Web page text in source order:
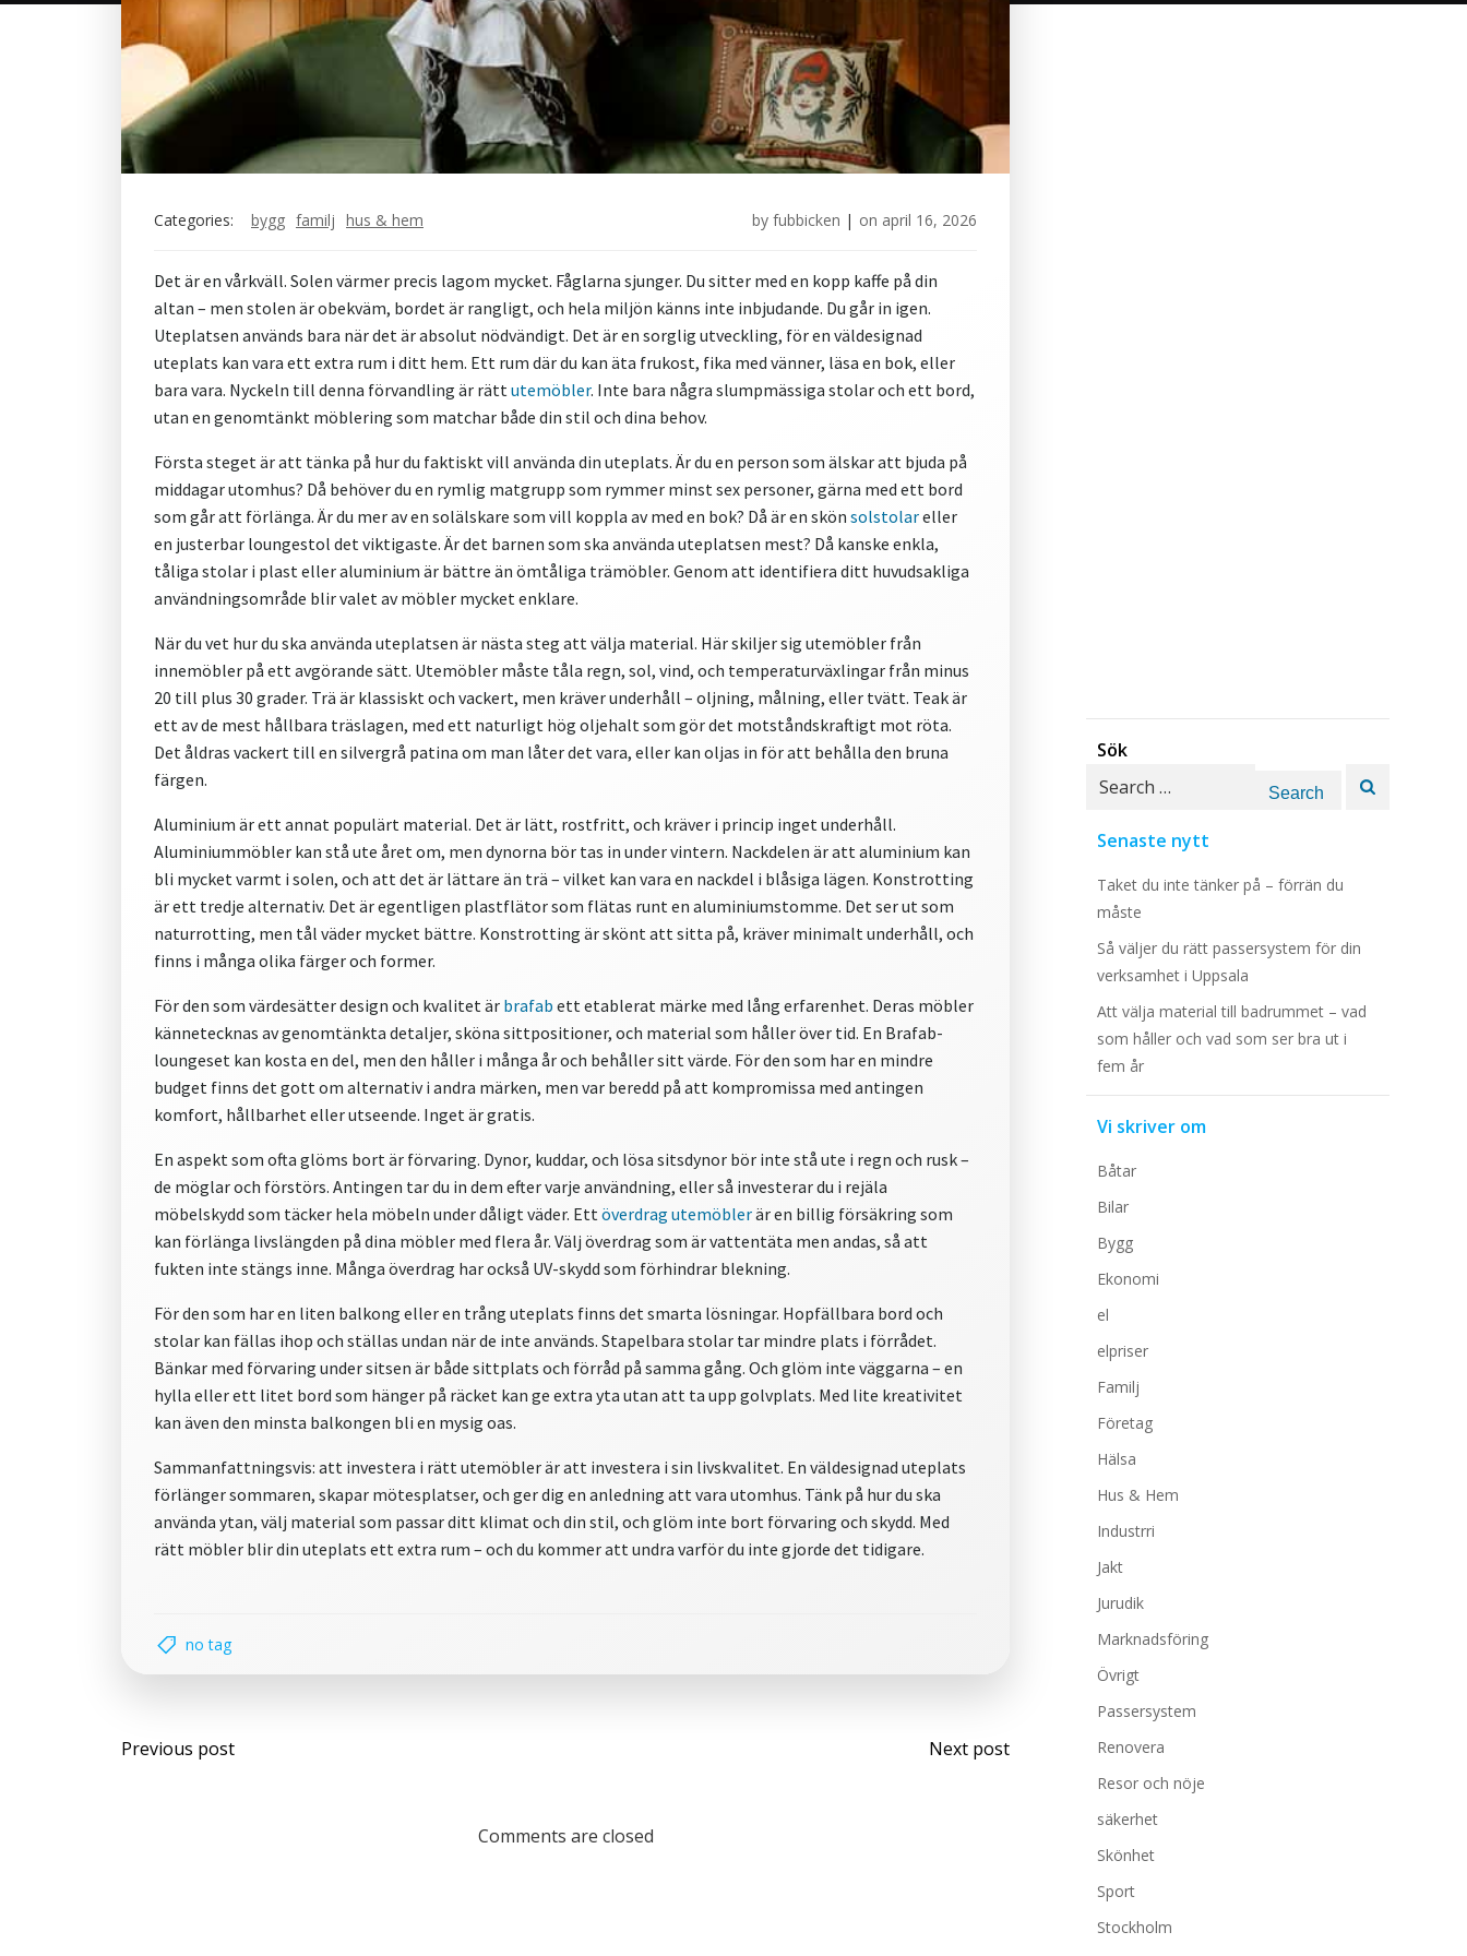
Categories: bygg familj hus & hem by fubbicken | on april 16, 2026
Det är en vårkväll. Solen värmer precis lagom mycket. Fåglarna sjunger. Du sitter med en kopp kaffe på din
altan – men stolen är obekväm, bordet är rangligt, och hela miljön känns inte inbjudande. Du går in igen.
Uteplatsen används bara när det är absolut nödvändigt. Det är en sorglig utveckling, för en väldesignad
uteplats kan vara ett extra rum i ditt hem. Ett rum där du kan äta frukost, fika med vänner, läsa en bok, eller
bara vara. Nyckeln till denna förvandling är rättutemöbler. Inte bara några slumpmässiga stolar och ett bord,
utan en genomtänkt möblering som matchar både din stil och dina behov.
Första steget är att tänka på hur du faktiskt vill använda din uteplats. Är du en person som älskar att bjuda på
middagar utomhus? Då behöver du en rymlig matgrupp som rymmer minst sex personer, gärna med ett bord
som går att förlänga. Är du mer av en solälskare som vill koppla av med en bok? Då är en skön solstolareller
en justerbar loungestol det viktigaste. Är det barnen som ska använda uteplatsen mest? Då kanske enkla,
tåliga stolar i plast eller aluminium är bättre än ömtåliga trämöbler. Genom att identifiera ditt huvudsakliga
användningsområde blir valet av möbler mycket enklare.
När du vet hur du ska använda uteplatsen är nästa steg att välja material. Här skiljer sig utemöbler från
innemöbler på ett avgörande sätt. Utemöbler måste tåla regn, sol, vind, och temperaturväxlingar från minus
20 till plus 30 grader. Trä är klassiskt och vackert, men kräver underhåll – oljning, målning, eller tvätt. Teak är
ett av de mest hållbara träslagen, med ett naturligt hög oljehalt som gör det motståndskraftigt mot röta.
Det åldras vackert till en silvergrå patina om man låter det vara, eller kan oljas in för att behålla den bruna
färgen.
Aluminium är ett annat populärt material. Det är lätt, rostfritt, och kräver i princip inget underhåll.
Aluminiummöbler kan stå ute året om, men dynorna bör tas in under vintern. Nackdelen är att aluminium kan
bli mycket varmt i solen, och att det är lättare än trä – vilket kan vara en nackdel i blåsiga lägen. Konstrotting
är ett tredje alternativ. Det är egentligen plastflätor som flätas runt en aluminiumstomme. Det ser ut som
naturrotting, men tål väder mycket bättre. Konstrotting är skönt att sitta på, kräver minimalt underhåll, och
finns i många olika färger och former.
För den som värdesätter design och kvalitet är brafab ett etablerat märke med lång erfarenhet. Deras möbler
kännetecknas av genomtänkta detaljer, sköna sittpositioner, och material som håller över tid. En Brafab-
loungeset kan kosta en del, men den håller i många år och behåller sitt värde. För den som har en mindre
budget finns det gott om alternativ i andra märken, men var beredd på att kompromissa med antingen
komfort, hållbarhet eller utseende. Inget är gratis.
En aspekt som ofta glöms bort är förvaring. Dynor, kuddar, och lösa sitsdynor bör inte stå ute i regn och rusk –
de möglar och förstörs. Antingen tar du in dem efter varje användning, eller så investerar du i rejäla
möbelskydd som täcker hela möbeln under dåligt väder. Ettöverdrag utemöblerär en billig försäkring som
kan förlänga livslängden på dina möbler med flera år. Välj överdrag som är vattentäta men andas, så att
fukten inte stängs inne. Många överdrag har också UV-skydd som förhindrar blekning.
För den som har en liten balkong eller en trång uteplats finns det smarta lösningar. Hopfällbara bord och
stolar kan fällas ihop och ställas undan när de inte används. Stapelbara stolar tar mindre plats i förrådet.
Bänkar med förvaring under sitsen är både sittplats och förråd på samma gång. Och glöm inte väggarna – en
hylla eller ett litet bord som hänger på räcket kan ge extra yta utan att ta upp golvplats. Med lite kreativitet
kan även den minsta balkongen bli en mysig oas.
Sammanfattningsvis: att investera i rätt utemöbler är att investera i sin livskvalitet. En väldesignad uteplats
förlänger sommaren, skapar mötesplatser, och ger dig en anledning att vara utomhus. Tänk på hur du ska
använda ytan, välj material som passar ditt klimat och din stil, och glöm inte bort förvaring och skydd. Med
rätt möbler blir din uteplats ett extra rum – och du kommer att undra varför du inte gjorde det tidigare.
no tag
Post
Previous post
Post
navigation
Next post
Comments are closed
Sök
Search
Senaste nytt
Taket du inte tänker på – förrän du
måste
Så väljer du rätt passersystem för din
verksamhet i Uppsala
Att välja material till badrummet – vad
som håller och vad som ser bra ut i
fem år
Vi skriver om
Båtar
Bilar
Bygg
Ekonomi
el
elpriser
Familj
Företag
Hälsa
Hus & Hem
Industrri
Jakt
Jurudik
Marknadsföring
Övrigt
Passersystem
Renovera
Resor och nöje
säkerhet
Skönhet
Sport
Stockholm